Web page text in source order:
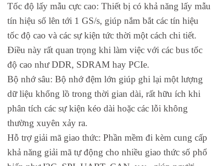
Tốc độ lấy mẫu cực cao: Thiết bị có khả năng lấy mẫu
tín hiệu số lên tới 1 GS/s, giúp nắm bắt các tín hiệu
tốc độ cao và các sự kiện tức thời một cách chi tiết.
Điều này rất quan trọng khi làm việc với các bus tốc
độ cao như DDR, SDRAM hay PCIe.
Bộ nhớ sâu: Bộ nhớ đệm lớn giúp ghi lại một lượng
dữ liệu khổng lồ trong thời gian dài, rất hữu ích khi
phân tích các sự kiện kéo dài hoặc các lỗi không
thường xuyên xảy ra.
Hỗ trợ giải mã giao thức: Phần mềm đi kèm cung cấp
khả năng giải mã tự động cho nhiều giao thức số phổ